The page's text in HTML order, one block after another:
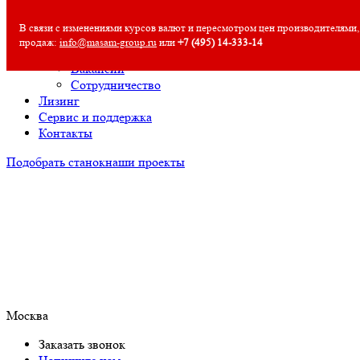
В связи с изменениями курсов валют и пересмотром цен
продаж: info@masam-group.ru или +7 (495) 14‑333‑14
О компании
Полезная информация
Вакансии
Сотрудничество
Лизинг
Сервис и поддержка
Контакты
Подобрать станокнаши проекты
Москва
Заказать звонок